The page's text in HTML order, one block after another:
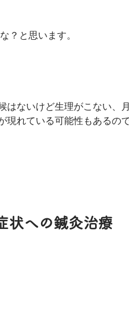
？と思います。
はないけど生理がこない、
現れている可能性もあるの
状への鍼灸治療